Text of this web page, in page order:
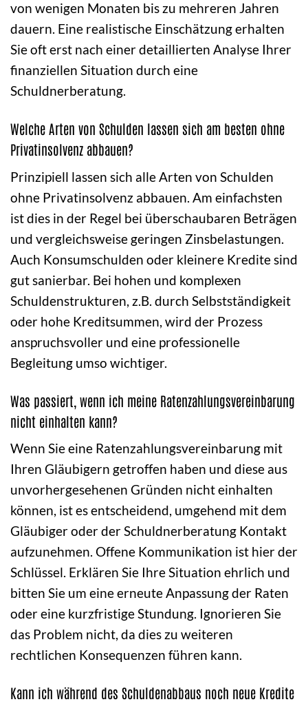
von wenigen Monaten bis zu mehreren Jahren
dauern. Eine realistische Einschätzung erhalten
Sie oft erst nach einer detaillierten Analyse Ihrer
finanziellen Situation durch eine
Schuldnerberatung.
Welche Arten von Schulden lassen sich am besten ohne
Privatinsolvenz abbauen?
Prinzipiell lassen sich alle Arten von Schulden
ohne Privatinsolvenz abbauen. Am einfachsten
ist dies in der Regel bei überschaubaren Beträgen
und vergleichsweise geringen Zinsbelastungen.
Auch Konsumschulden oder kleinere Kredite sind
gut sanierbar. Bei hohen und komplexen
Schuldenstrukturen, z.B. durch Selbstständigkeit
oder hohe Kreditsummen, wird der Prozess
anspruchsvoller und eine professionelle
Begleitung umso wichtiger.
Was passiert, wenn ich meine Ratenzahlungsvereinbarung
nicht einhalten kann?
Wenn Sie eine Ratenzahlungsvereinbarung mit
Ihren Gläubigern getroffen haben und diese aus
unvorhergesehenen Gründen nicht einhalten
können, ist es entscheidend, umgehend mit dem
Gläubiger oder der Schuldnerberatung Kontakt
aufzunehmen. Offene Kommunikation ist hier der
Schlüssel. Erklären Sie Ihre Situation ehrlich und
bitten Sie um eine erneute Anpassung der Raten
oder eine kurzfristige Stundung. Ignorieren Sie
das Problem nicht, da dies zu weiteren
rechtlichen Konsequenzen führen kann.
Kann ich während des Schuldenabbaus noch neue Kredite